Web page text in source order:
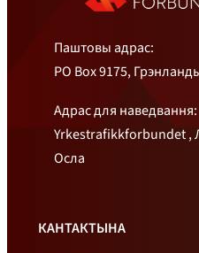
Паштовы адрас:
PO Box 9175,
Адрас для наведвання:
Yrkestrafikkforbundet ,
Осла
КАНТАКТЫНА